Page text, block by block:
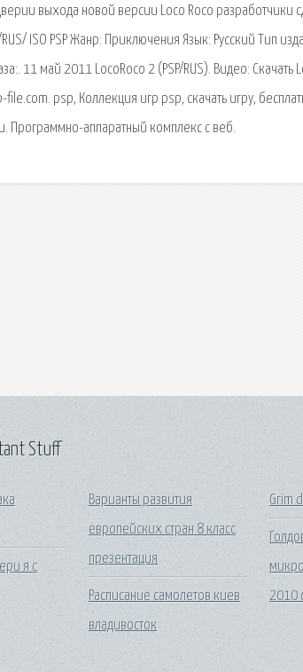
выхода новой версии Loco Roco разработчики
ISO PSP Жанр: Приключения Язык: Русский Тип
11 май 2011 LocoRoco 2 (PSP/RUS). Видео:
file.com. psp, Коллекция игр psp, скачать игру,
Программно-аппаратный комплекс с веб.
Stuff
я с
Варианты развития
европейских стран 8 класс
презентация
Расписание самолетов киев
владивосток
Grim
2010